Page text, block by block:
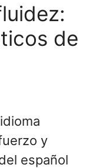
de
y
español